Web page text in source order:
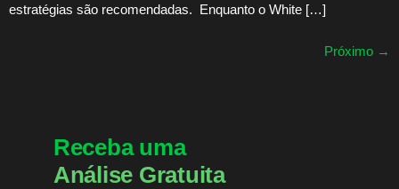
estratégias são recomendadas. Enquanto o White […]
Próximo →
Receba uma
Análise Gratuita